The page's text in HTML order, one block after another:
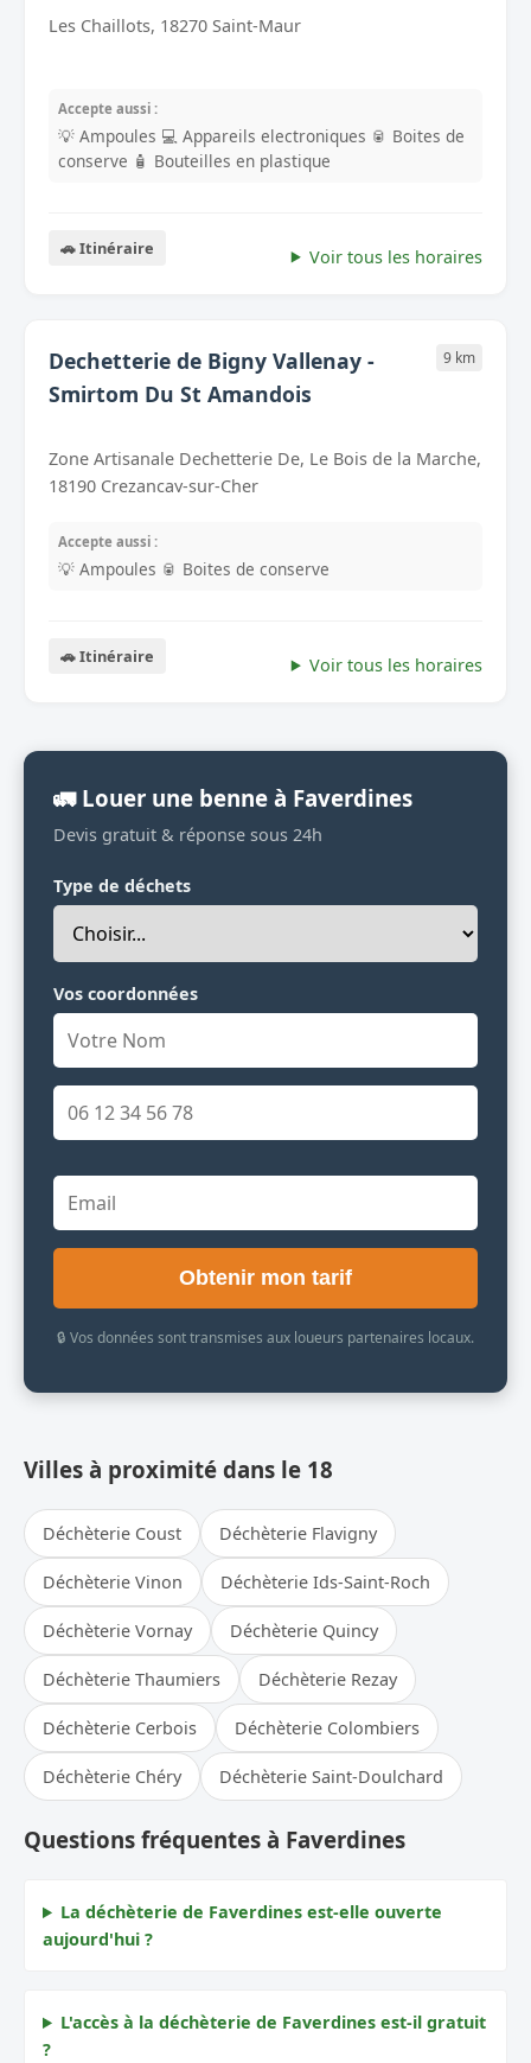
Les Chaillots, 18270 Saint-Maur
Accepte aussi :
💡 Ampoules 💻 Appareils electroniques 🥫 Boites de
conserve 🧴 Bouteilles en plastique
🚗 Itinéraire Voir tous les horaires
Dechetterie de Bigny Vallenay -
Smirtom Du St Amandois
9 km
Zone Artisanale Dechetterie De, Le Bois de la Marche,
18190 Crezancay-sur-Cher
Accepte aussi :
💡 Ampoules 🥫 Boites de conserve
🚗 Itinéraire Voir tous les horaires
🚛 Louer une benne à Faverdines
Devis gratuit & réponse sous 24h
Type de déchets
Vos coordonnées
Obtenir mon tarif
🔒 Vos données sont transmises aux loueurs partenaires locaux.
Villes à proximité dans le 18
Déchèterie Coust Déchèterie Flavigny
Déchèterie Vinon Déchèterie Ids-Saint-Roch
Déchèterie Vornay Déchèterie Quincy
Déchèterie Thaumiers Déchèterie Rezay
Déchèterie Cerbois Déchèterie Colombiers
Déchèterie Chéry Déchèterie Saint-Doulchard
Questions fréquentes à Faverdines
La déchèterie de Faverdines est-elle ouverte
aujourd'hui ?
L'accès à la déchèterie de Faverdines est-il gratuit
?